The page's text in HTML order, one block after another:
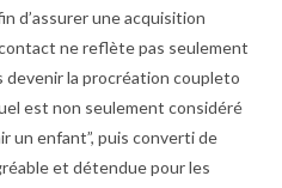
d’assurer une acquisition
ne reflète pas seulement
devenir la procréation coupleto
est non seulement considéré
un enfant”, puis converti de
et détendue pour les